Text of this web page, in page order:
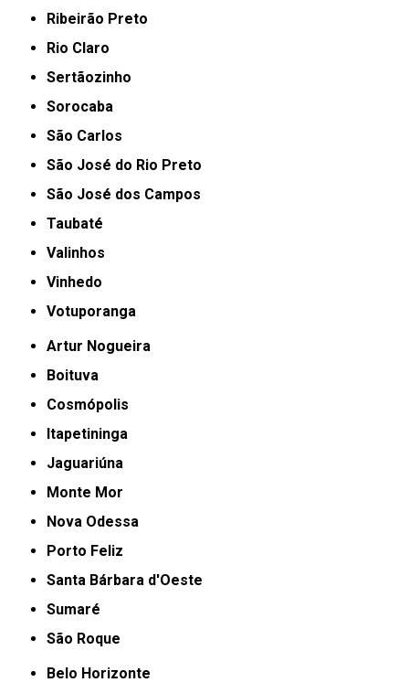
Ribeirão Preto
Rio Claro
Sertãozinho
Sorocaba
São Carlos
São José do Rio Preto
São José dos Campos
Taubaté
Valinhos
Vinhedo
Votuporanga
Artur Nogueira
Boituva
Cosmópolis
Itapetininga
Jaguariúna
Monte Mor
Nova Odessa
Porto Feliz
Santa Bárbara d'Oeste
Sumaré
São Roque
Belo Horizonte